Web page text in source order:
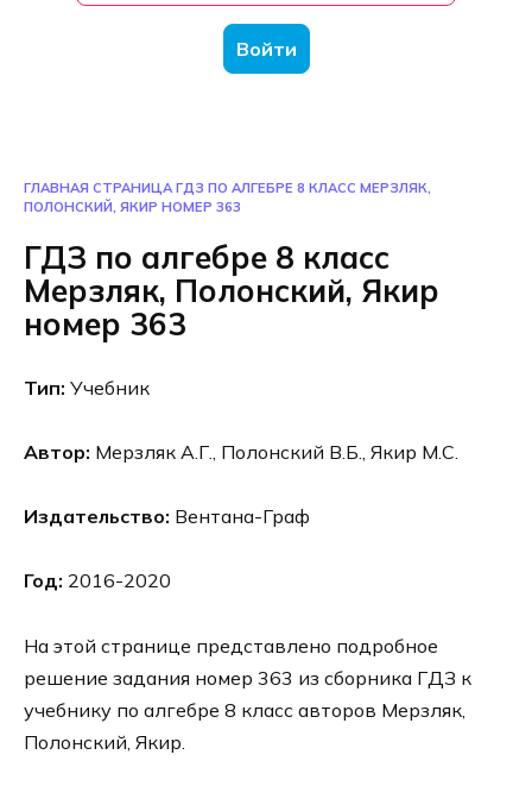
Войти
ГЛАВНАЯ СТРАНИЦА ГДЗ ПО АЛГЕБРЕ 8 КЛАСС МЕРЗЛЯК,
ПОЛОНСКИЙ, ЯКИР НОМЕР 363
ГДЗ по алгебре 8 класс
Мерзляк, Полонский, Якир
номер 363
Тип: Учебник
Автор: Мерзляк А.Г., Полонский В.Б., Якир М.С.
Издательство: Вентана-Граф
Год: 2016-2020
На этой странице представлено подробное
решение задания номер 363 из сборника ГДЗ к
учебнику по алгебре 8 класс авторов Мерзляк,
Полонский, Якир.